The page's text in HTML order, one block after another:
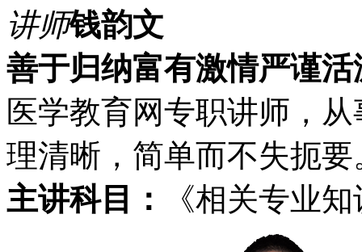
讲师钱韵文
善于归纳富有激情严谨活
医学教育网专职讲师，
理清晰，简单而不失扼要
主讲科目：
《相关专业